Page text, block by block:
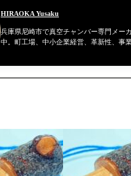
HIRAOKA Yusaku
兵庫県尼崎市で真空チャンバー専門メー
中。町工場、中小企業経営、革新性、事